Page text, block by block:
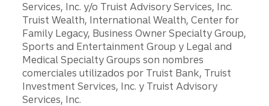
Services, Inc. y/o Truist Advisory Services, Inc.
Truist Wealth, International Wealth, Center for
Family Legacy, Business Owner Specialty Group,
Sports and Entertainment Group y Legal and
Medical Specialty Groups son nombres
comerciales utilizados por Truist Bank, Truist
Investment Services, Inc. y Truist Advisory
Services, Inc.